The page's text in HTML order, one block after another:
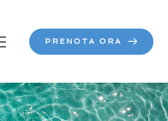
PRENOTA ORA